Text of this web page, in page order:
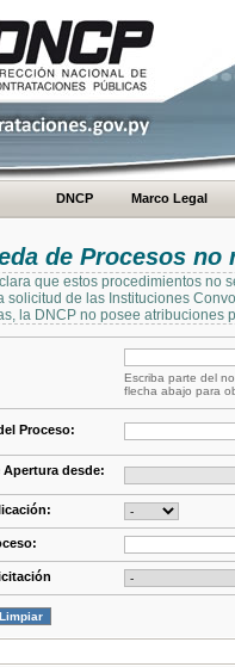
DNCP Marco Legal
de Procesos no
que estos procedimientos no
solicitud de las Instituciones
la DNCP no posee atribuciones
Escriba parte del
flecha abajo para
Proceso:
Apertura desde: